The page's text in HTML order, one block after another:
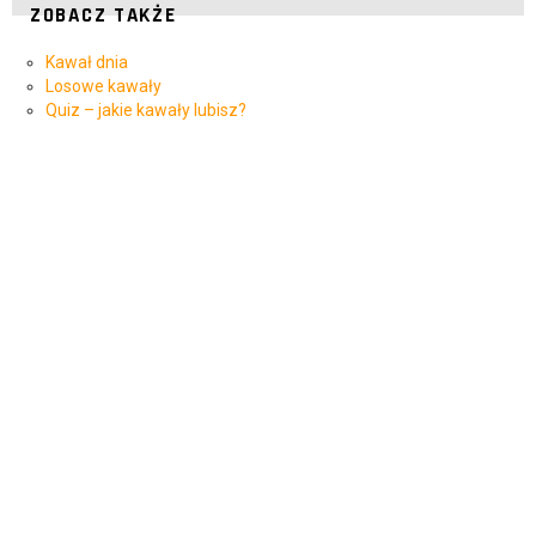
ZOBACZ TAKŻE
Kawał dnia
Losowe kawały
Quiz – jakie kawały lubisz?